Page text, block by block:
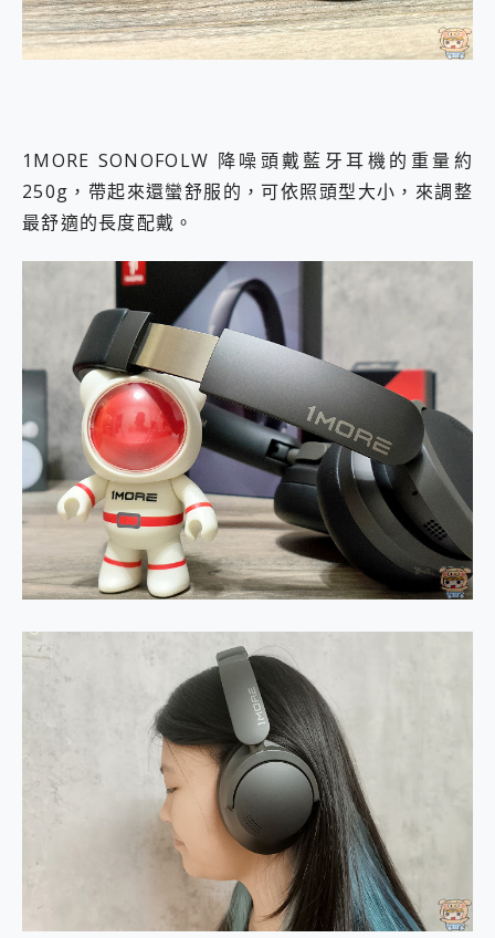
1MORE SONOFOLW 降噪頭戴藍牙耳機的重量約
250g，帶起來還蠻舒服的，可依照頭型大小，來調整
最舒適的長度配戴。